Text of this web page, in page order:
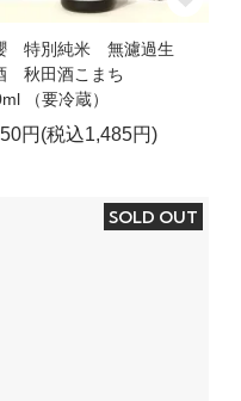
特別純米 無濾過生
秋田酒こまち
（要冷蔵）
円(税込1,485円)
SOLD OUT